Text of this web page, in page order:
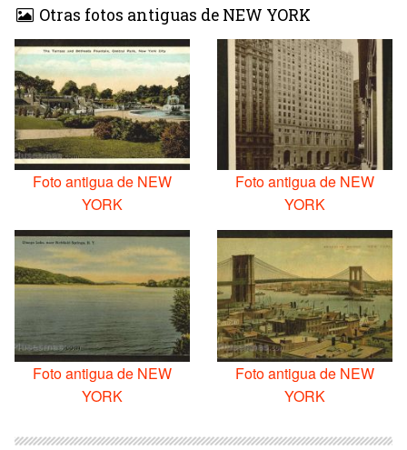
Otras fotos antiguas de NEW YORK
Foto antigua de NEW
YORK
Foto antigua de NEW
YORK
Foto antigua de NEW
YORK
Foto antigua de NEW
YORK